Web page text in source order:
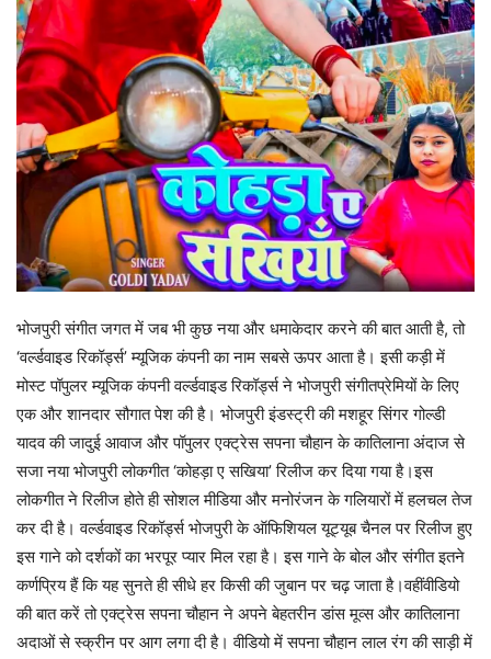
भोजपुरी संगीत जगत में जब भी कुछ नया और धमाकेदार करने की बात आती है, तो
‘वर्ल्डवाइड रिकॉर्ड्स’ म्यूजिक कंपनी का नाम सबसे ऊपर आता है। इसी कड़ी में
मोस्ट पॉपुलर म्यूजिक कंपनी वर्ल्डवाइड रिकॉर्ड्स ने भोजपुरी संगीतप्रेमियों के लिए
एक और शानदार सौगात पेश की है। भोजपुरी इंडस्ट्री की मशहूर सिंगर गोल्डी
यादव की जादुई आवाज और पॉपुलर एक्ट्रेस सपना चौहान के कातिलाना अंदाज से
सजा नया भोजपुरी लोकगीत ‘कोहड़ा ए सखिया’ रिलीज कर दिया गया है।इस
लोकगीत ने रिलीज होते ही सोशल मीडिया और मनोरंजन के गलियारों में हलचल तेज
कर दी है। वर्ल्डवाइड रिकॉर्ड्स भोजपुरी के ऑफिशियल यूट्यूब चैनल पर रिलीज हुए
इस गाने को दर्शकों का भरपूर प्यार मिल रहा है। इस गाने के बोल और संगीत इतने
कर्णप्रिय हैं कि यह सुनते ही सीधे हर किसी की जुबान पर चढ़ जाता है।वहींवीडियो
की बात करें तो एक्ट्रेस सपना चौहान ने अपने बेहतरीन डांस मूव्स और कातिलाना
अदाओं से स्क्रीन पर आग लगा दी है। वीडियो में सपना चौहान लाल रंग की साड़ी में